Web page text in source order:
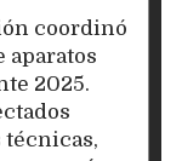
coordinó
aparatos
2025.
técnicas,